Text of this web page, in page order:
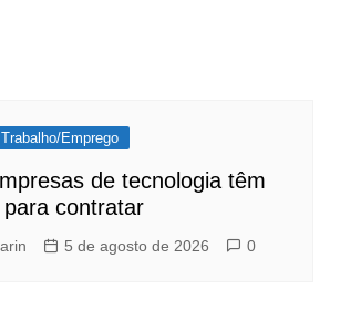
Trabalho/Emprego
de tecnologia têm
contratar
5 de agosto de 2026 0